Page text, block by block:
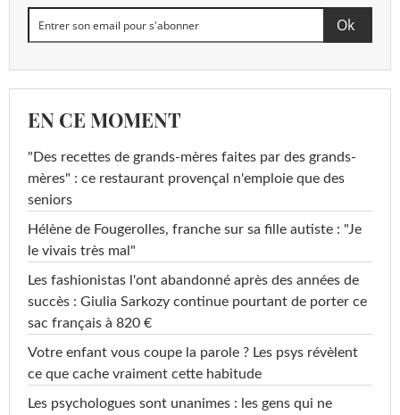
EN CE MOMENT
"Des recettes de grands-mères faites par des grands-
mères" : ce restaurant provençal n'emploie que des
seniors
Hélène de Fougerolles, franche sur sa fille autiste : "Je
le vivais très mal"
Les fashionistas l'ont abandonné après des années de
succès : Giulia Sarkozy continue pourtant de porter ce
sac français à 820 €
Votre enfant vous coupe la parole ? Les psys révèlent
ce que cache vraiment cette habitude
Les psychologues sont unanimes : les gens qui ne